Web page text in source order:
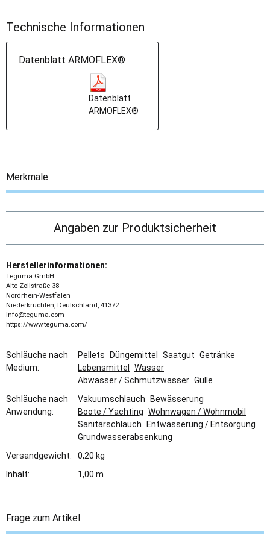
Technische Informationen
Datenblatt ARMOFLEX®
Datenblatt
ARMOFLEX®
Merkmale
Angaben zur Produktsicherheit
Herstellerinformationen:
Teguma GmbH
Alte Zollstraße 38
Nordrhein-Westfalen
Niederkrüchten, Deutschland, 41372
info@teguma.com
https://www.teguma.com/
Schläuche nach
Medium:
Pellets Düngemittel Saatgut Getränke
Lebensmittel
Wasser
Abwasser / Schmutzwasser Gülle
Schläuche nach
Anwendung:
Vakuumschlauch
Bewässerung
Boote / Yachting Wohnwagen / Wohnmobil
Sanitärschlauch
Entwässerung / Entsorgung
Grundwasserabsenkung
Versandgewicht:
0,20 kg
Inhalt:
1,00 m
Frage zum Artikel